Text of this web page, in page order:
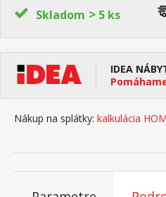
Skladom > 5 ks
IDEA
Nákup na splátky: kalkulácia